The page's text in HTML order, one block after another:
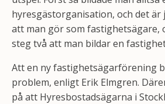
hyresgästorganisation, och det
att man gör som fastighetsägare,
steg två att man bildar en
Att en ny fastighetsägarförening
problem, enligt Erik Elmgren.
på att Hyresbostadsägarna i